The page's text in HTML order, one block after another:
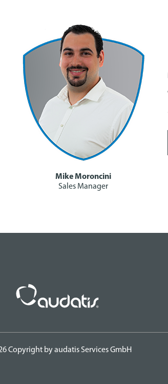
Mike Moroncini
Sales Manager
Copyright by audatis Services GmbH